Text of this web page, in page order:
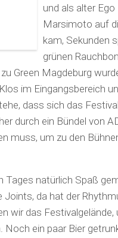
und als alter Ego
Marsimoto auf
kam, Sekunden
grünen
Green Magdeburg
im Eingangsbereich
dass sich das Festival
durch ein Bündel von
muss, um zu den
Tages natürlich Spaß
Joints, da hat der
wir das Festivalgelände,
ein paar Bier